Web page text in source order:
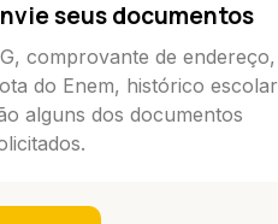
seus documentos
comprovante de endereço,
do Enem, histórico escolar
alguns dos documentos